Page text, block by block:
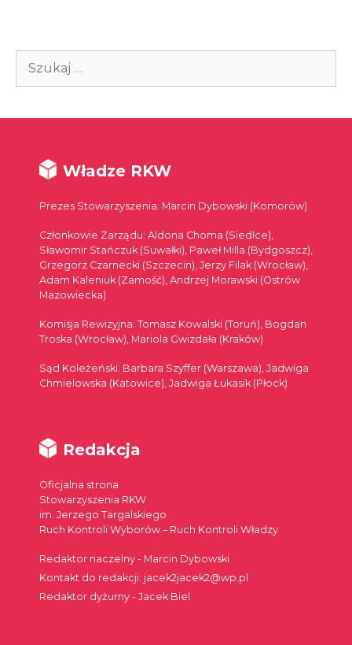
Szukaj:
Władze RKW
Prezes Stowarzyszenia: Marcin Dybowski (Komorów)
Członkowie Zarządu: Aldona Choma (Siedlce),
Sławomir Stańczuk (Suwałki), Paweł Milla (Bydgoszcz),
Grzegorz Czarnecki (Szczecin), Jerzy Filak (Wrocław),
Adam Kaleniuk (Zamość), Andrzej Morawski (Ostrów
Mazowiecka)
Komisja Rewizyjna: Tomasz Kowalski (Toruń), Bogdan
Troska (Wrocław), Mariola Gwizdała (Kraków)
Sąd Koleżeński: Barbara Szyffer (Warszawa), Jadwiga
Chmielowska (Katowice), Jadwiga Łukasik (Płock)
Redakcja
Oficjalna strona
Stowarzyszenia RKW
im. Jerzego Targalskiego
Ruch Kontroli Wyborów – Ruch Kontroli Władzy
Redaktor naczelny - Marcin Dybowski
Kontakt do redakcji: jacek2jacek2@wp.pl
Redaktor dyżurny - Jacek Biel